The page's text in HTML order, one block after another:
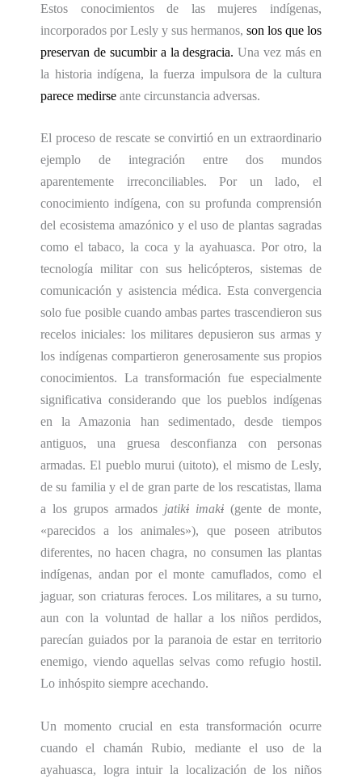
Estos conocimientos de las mujeres indígenas,
incorporados por Lesly y sus hermanos, son los que los
preservan de sucumbir a la desgracia.Una vez más en
la historia indígena, la fuerza impulsora de la cultura
parece medirse ante circunstancia adversas.
El proceso de rescate se convirtió en un extraordinario
ejemplo de integración entre dos mundos
aparentemente irreconciliables. Por un lado, el
conocimiento indígena, con su profunda comprensión
del ecosistema amazónico y el uso de plantas sagradas
como el tabaco, la coca y la ayahuasca. Por otro, la
tecnología militar con sus helicópteros, sistemas de
comunicación y asistencia médica. Esta convergencia
solo fue posible cuando ambas partes trascendieron sus
recelos iniciales: los militares depusieron sus armas y
los indígenas compartieron generosamente sus propios
conocimientos. La transformación fue especialmente
significativa considerando que los pueblos indígenas
en la Amazonia han sedimentado, desde tiempos
antiguos, una gruesa desconfianza con personas
armadas. El pueblo murui (uitoto), el mismo de Lesly,
de su familia y el de gran parte de los rescatistas, llama
a los grupos armados jatiki imaki (gente de monte,
«parecidos a los animales»), que poseen atributos
diferentes, no hacen chagra, no consumen las plantas
indígenas, andan por el monte camuflados, como el
jaguar, son criaturas feroces. Los militares, a su turno,
aun con la voluntad de hallar a los niños perdidos,
parecían guiados por la paranoia de estar en territorio
enemigo, viendo aquellas selvas como refugio hostil.
Lo inhóspito siempre acechando.
Un momento crucial en esta transformación ocurre
cuando el chamán Rubio, mediante el uso de la
ayahuasca, logra intuir la localización de los niños